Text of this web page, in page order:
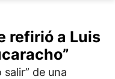
refirió a Luis
salir” de una